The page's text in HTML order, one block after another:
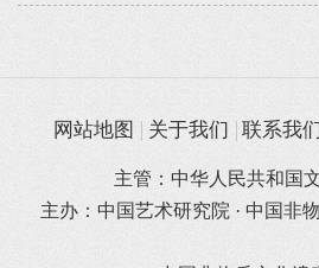
网站地图 关于我们 联系我们
主管：中华人民共和国
主办：中国艺术研究院 · 中国非